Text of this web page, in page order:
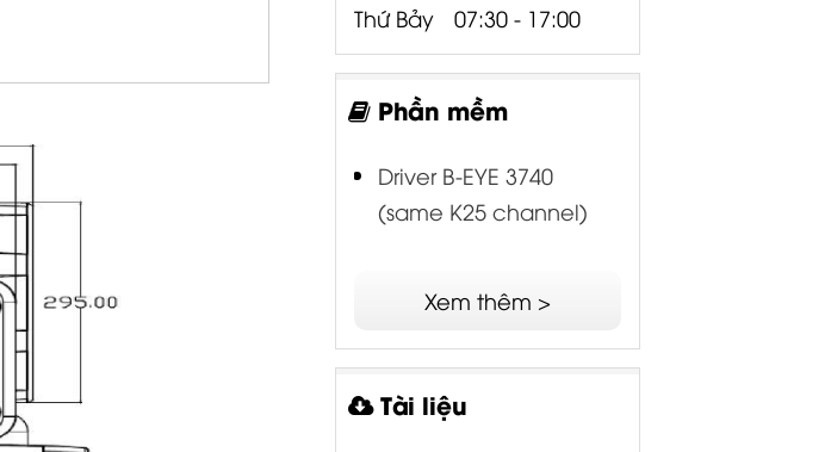
Thứ Bảy
07:30 - 17:00
Phần mềm
Driver B-EYE 3740
(same K25 channel)
Xem thêm >
Tài liệu